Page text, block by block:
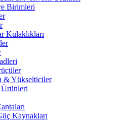
Birimleri
Kulaklıkları
& Yükselticiler
Ürünleri
Kaynakları